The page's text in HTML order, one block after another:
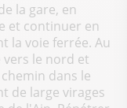
la gare, en
et continuer en
la voie ferrée. Au
le nord et
dans le
de large virages